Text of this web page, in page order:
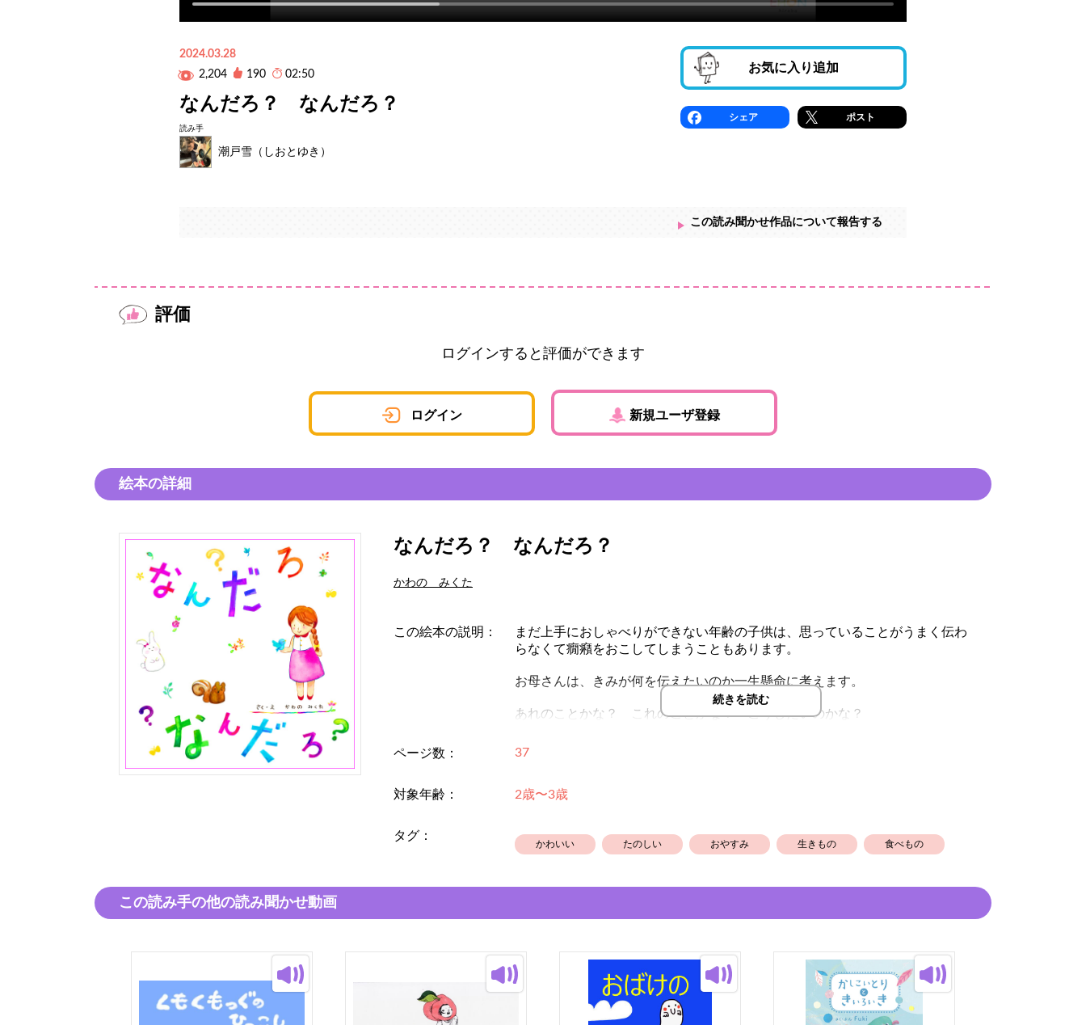
2024.03.28
2,204
190 02:50
なんだろ？ なんだろ？
読み手
潮戸雪（しおとゆき）
お気に入り追加
シェア ポスト
この読み聞かせ作品について報告する
評価
ログインすると評価ができます
ログイン 新規ユーザ登録
絵本の詳細
なんだろ？ なんだろ？
かわの みくた
この絵本の説明：
まだ上手におしゃべりができない年齢の子供は、思っていることがうまく伝わ
らなくて癇癪をおこしてしまうこともあります。
お母さんは、きみが何を伝えたいのか一生懸命に考えます。
あれのことかな？ これのことかな？ こうしたいのかな？
続きを読む
ページ数： 37
対象年齢： 2歳〜3歳
タグ：
かわいい たのしい おやすみ 生きもの 食べもの
この読み手の他の読み聞かせ動画